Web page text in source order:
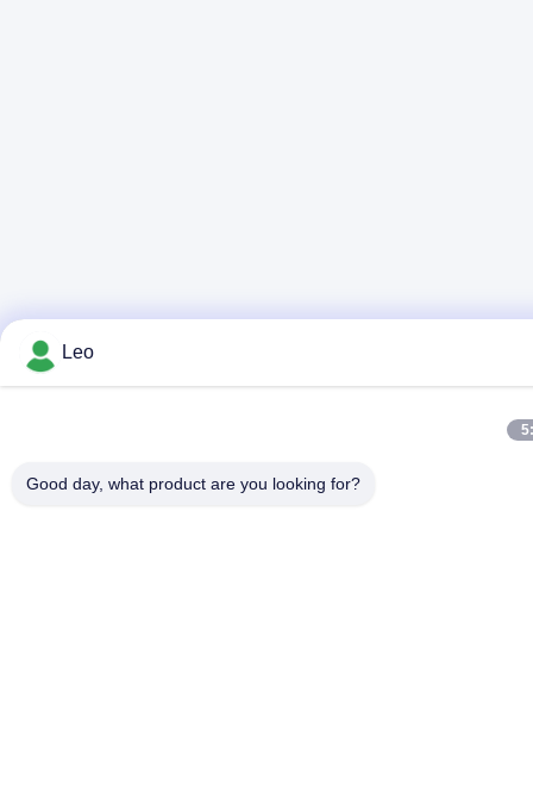
Leo
Good day, what product are you looking for?